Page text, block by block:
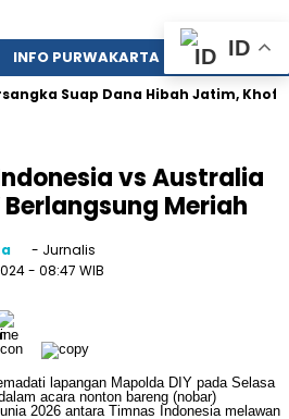
INFO PURWAKARTA POLITIK
Suap Dana Hibah Jatim, Khofifah
vs Australia
Meriah
- Jurnalis
- 08:47 WIB
ID